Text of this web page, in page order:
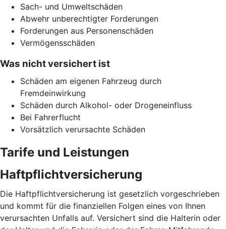
Sach- und Umweltschäden
Abwehr unberechtigter Forderungen
Forderungen aus Personenschäden
Vermögensschäden
Was nicht versichert ist
Schäden am eigenen Fahrzeug durch
Fremdeinwirkung
Schäden durch Alkohol- oder Drogeneinfluss
Bei Fahrerflucht
Vorsätzlich verursachte Schäden
Tarife und Leistungen
Haftpflichtversicherung
Die Haftpflichtversicherung ist gesetzlich vorgeschrieben
und kommt für die finanziellen Folgen eines von Ihnen
verursachten Unfalls auf. Versichert sind die Halterin oder